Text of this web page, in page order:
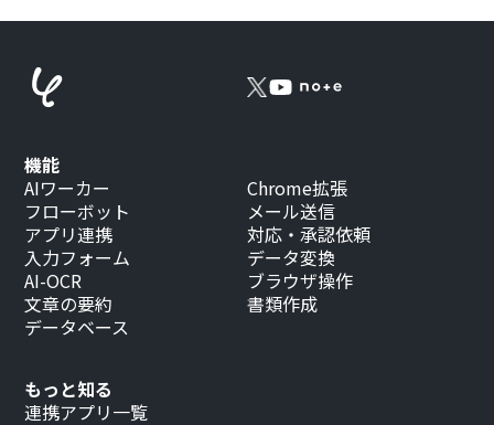
もっと知る
連携アプリ一覧
機能
AIワーカー
フローボット
アプリ連携
入力フォーム
AI-OCR
文章の要約
データベース
Chrome拡張
メール送信
対応・承認依頼
データ変換
ブラウザ操作
書類作成